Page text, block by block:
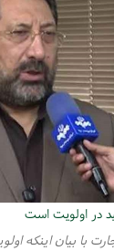
در اولویت است
با بیان اینکه